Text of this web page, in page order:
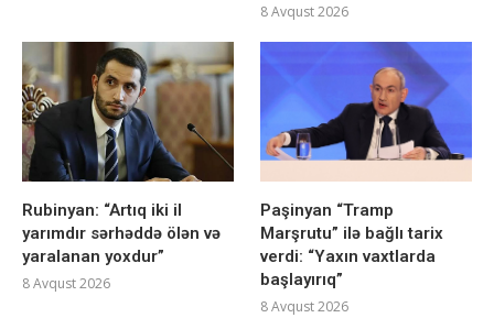
8 Avqust 2026
Rubinyan: “Artıq iki il
yarımdır sərhəddə ölən və
yaralanan yoxdur”
8 Avqust 2026
Paşinyan “Tramp
Marşrutu” ilə bağlı tarix
verdi: “Yaxın vaxtlarda
başlayırıq”
8 Avqust 2026